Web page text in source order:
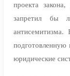
проекта
запретил бы
подготовленную
юридические